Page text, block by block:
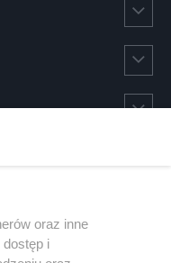
oraz inne
i